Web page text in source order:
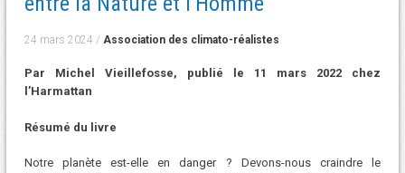
24 mars 2024 / Association des climato-réalistes
Par Michel Vieillefosse, publié le 11 mars 2022 chez
l’Harmattan
Résumé du livre
Notre planète est-elle en danger ? Devons-nous craindre le